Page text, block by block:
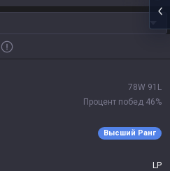
78W 91 L
Процент побед 46%
Высший Ранг
LP